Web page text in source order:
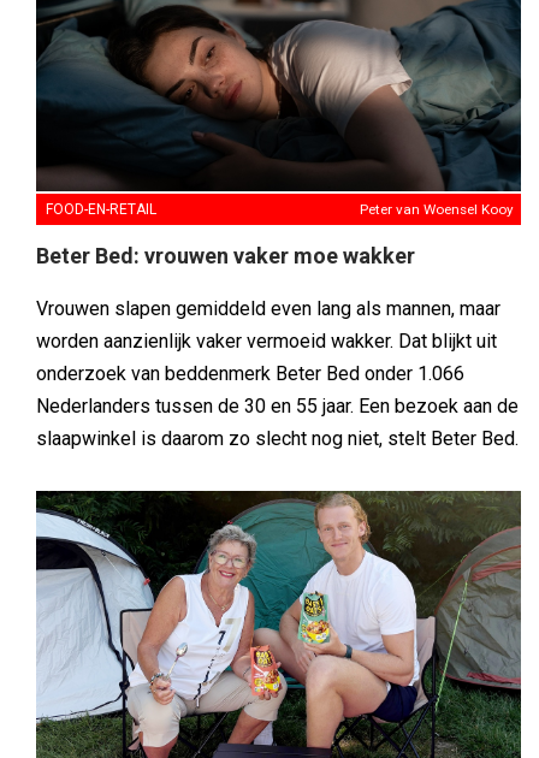
FOOD-EN-RETAIL Peter van Woensel Kooy
Beter Bed: vrouwen vaker moe wakker
Vrouwen slapen gemiddeld even lang als mannen, maar
worden aanzienlijk vaker vermoeid wakker. Dat blijkt uit
onderzoek van beddenmerk Beter Bed onder 1.066
Nederlanders tussen de 30 en 55 jaar. Een bezoek aan de
slaapwinkel is daarom zo slecht nog niet, stelt Beter Bed.